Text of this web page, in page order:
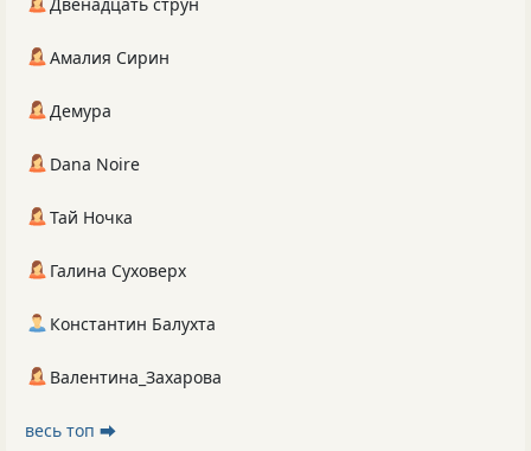
Амалия Сирин
Демура
Dana Noire
Тай Ночка
Галина Суховерх
Константин Балухта
Валентина_Захарова
весь топ ⮕